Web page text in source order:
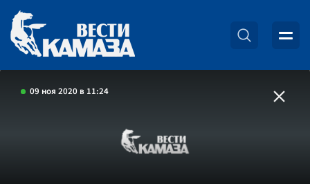
09 ноя 2020 в 11:24